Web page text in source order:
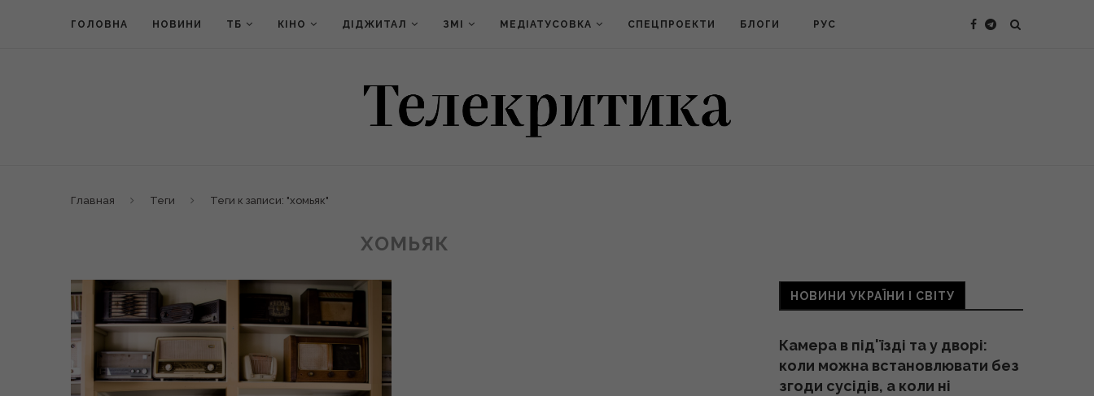
ГОЛОВНА НОВИНИ ТБ КІНО ДІДЖИТАЛ ЗМІ МЕДІАТУСОВКА СПЕЦПРОЕКТИ БЛОГИ РУС
Главная Теги Теги к записи: "хомьяк"
ХОМЬЯК
НОВИНИ УКРАЇНИ І СВІТУ
Камера в під'їзді та у дворі:
коли можна встановлювати без
згоди сусідів, а коли ні